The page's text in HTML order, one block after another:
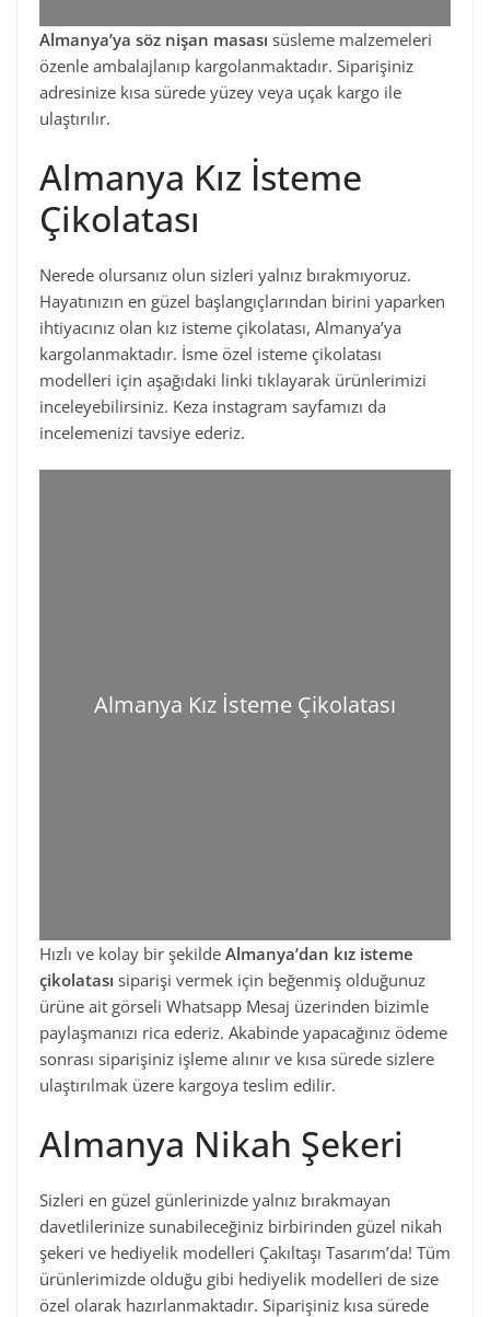
Almanya’ya söz nişan masası süsleme malzemeleri
özenle ambalajlanıp kargolanmaktadır. Siparişiniz
adresinize kısa sürede yüzey veya uçak kargo ile
ulaştırılır.
Almanya Kız İsteme
Çikolatası
Nerede olursanız olun sizleri yalnız bırakmıyoruz.
Hayatınızın en güzel başlangıçlarından birini yaparken
ihtiyacınız olan kız isteme çikolatası, Almanya’ya
kargolanmaktadır. İsme özel isteme çikolatası
modelleri için aşağıdaki linki tıklayarak ürünlerimizi
inceleyebilirsiniz. Keza instagram sayfamızı da
incelemenizi tavsiye ederiz.
Almanya Kız İsteme Çikolatası
Hızlı ve kolay bir şekilde Almanya’dan kız isteme
çikolatası siparişi vermek için beğenmiş olduğunuz
ürüne ait görseli Whatsapp Mesaj üzerinden bizimle
paylaşmanızı rica ederiz. Akabinde yapacağınız ödeme
sonrası siparişiniz işleme alınır ve kısa sürede sizlere
ulaştırılmak üzere kargoya teslim edilir.
Almanya Nikah Şekeri
Sizleri en güzel günlerinizde yalnız bırakmayan
davetlilerinize sunabileceğiniz birbirinden güzel nikah
şekeri ve hediyelik modelleri Çakıltaşı Tasarım’da! Tüm
ürünlerimizde olduğu gibi hediyelik modelleri de size
özel olarak hazırlanmaktadır. Siparişiniz kısa sürede